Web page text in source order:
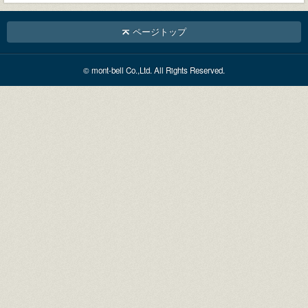
ページトップ
© mont-bell Co.,Ltd. All Rights Reserved.